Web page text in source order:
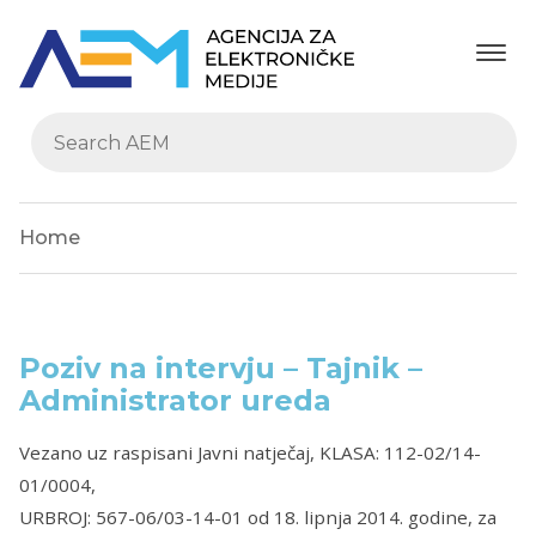
Home
Poziv na intervju – Tajnik –
Administrator ureda
Vezano uz raspisani Javni natječaj, KLASA: 112-02/14-
01/0004,
URBROJ: 567-06/03-14-01 od 18. lipnja 2014. godine, za